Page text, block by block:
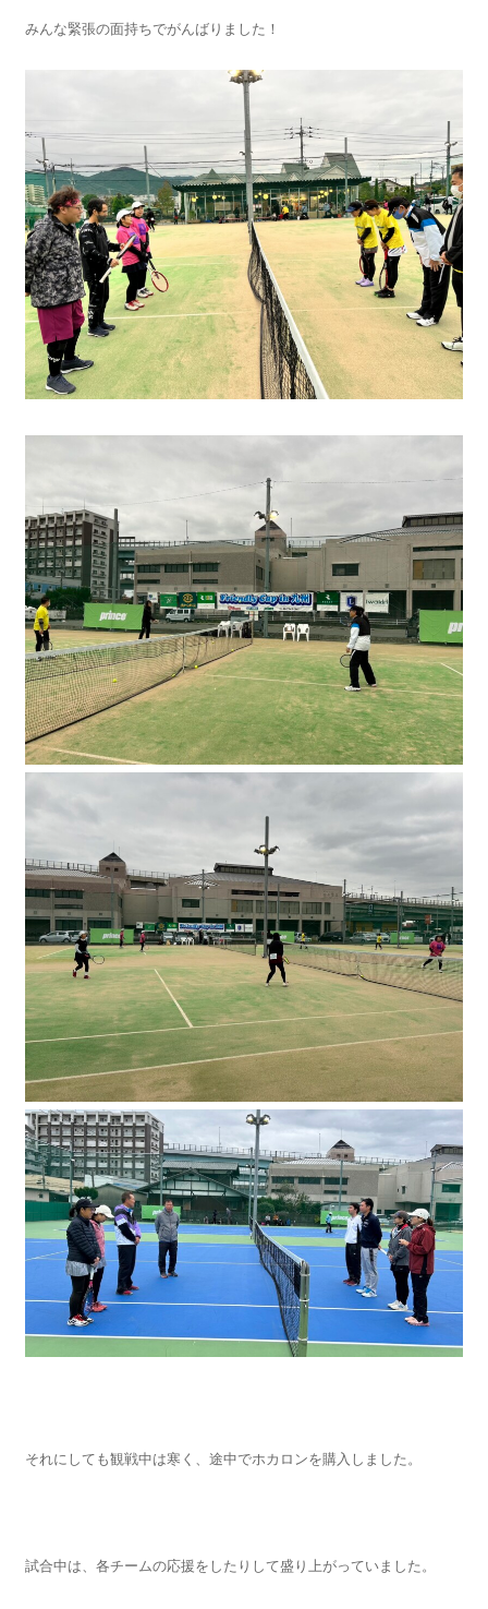
みんな緊張の面持ちでがんばりました！
それにしても観戦中は寒く、途中でホカロンを購入しました。
試合中は、各チームの応援をしたりして盛り上がっていました。